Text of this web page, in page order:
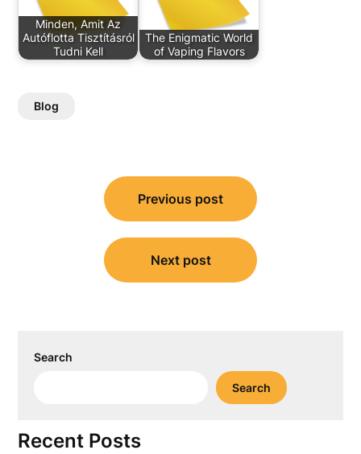
Minden, Amit Az
Autóflotta Tisztításról
Tudni Kell
The Enigmatic World
of Vaping Flavors
Blog
navigation
Previous post
Next post
Search
Search
Recent Posts